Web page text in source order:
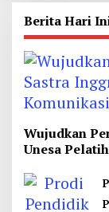
Berita Hari
Wujudkan
Unesa